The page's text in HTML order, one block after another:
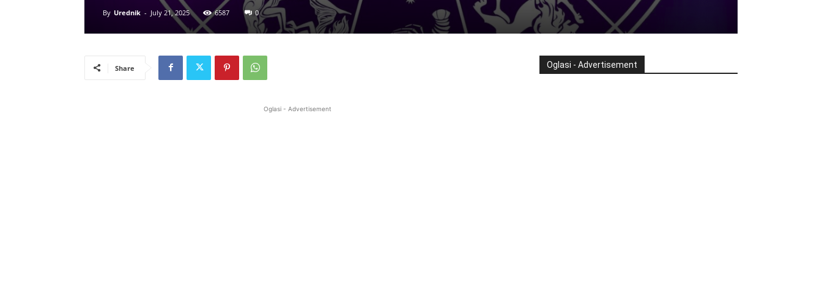
By Urednik - July 21, 2025 6587 0
Share
Oglasi - Advertisement
Oglasi - Advertisement